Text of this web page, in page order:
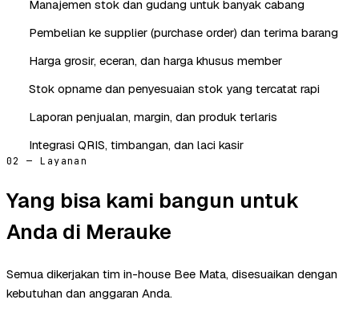
Manajemen stok dan gudang untuk banyak cabang
Pembelian ke supplier (purchase order) dan terima barang
Harga grosir, eceran, dan harga khusus member
Stok opname dan penyesuaian stok yang tercatat rapi
Laporan penjualan, margin, dan produk terlaris
Integrasi QRIS, timbangan, dan laci kasir
02 — Layanan
Yang bisa kami bangun untuk
Anda di Merauke
Semua dikerjakan tim in-house Bee Mata, disesuaikan dengan
kebutuhan dan anggaran Anda.